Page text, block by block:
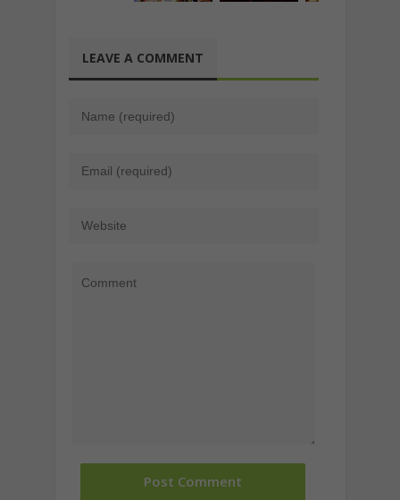
LEAVE A COMMENT